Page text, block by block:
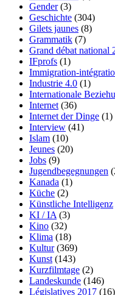
Gender(3)
Geschichte (304)
Gilets jaunes (8)
Grammatik (7)
Grand débat national
IFprofs (1)
Immigration-
Industrie 4.0 (1)
Internationale
Internet (36)
Internet der Dinge (1)
Interview (41)
Islam (10)
Jeunes (20)
Jobs (9)
Jugendbegegnungen
Kanada (1)
Küche (2)
Künstliche Intelligenz
KI / IA (3)
Kino (32)
Klima (18)
Kultur(369)
Kunst (143)
Kurzfilmtage (2)
Landeskunde (146)
Législatives 2017 (16)